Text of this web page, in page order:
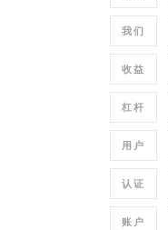
我们
收益
杠杆
用户
认证
账户